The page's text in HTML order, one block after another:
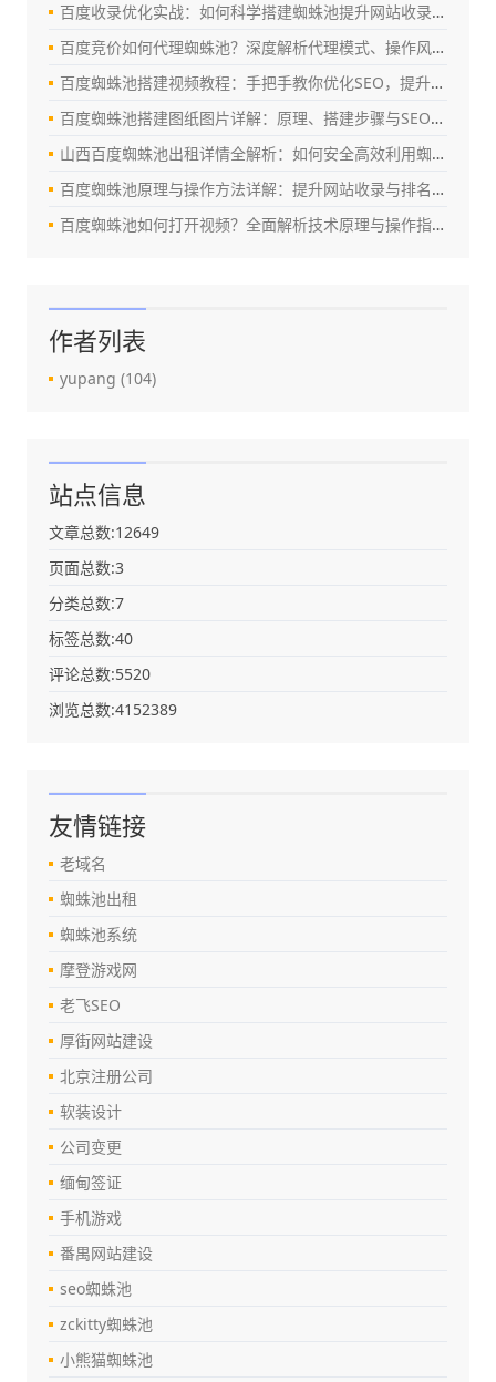
百度收录优化实战：如何科学搭建蜘蛛池提升网站收录效率（SEO深度指南）
百度竞价如何代理蜘蛛池？深度解析代理模式、操作风险与合规优化策略
百度蜘蛛池搭建视频教程：手把手教你优化SEO，提升百度收录与排名
百度蜘蛛池搭建图纸图片详解：原理、搭建步骤与SEO优化实战指南
山西百度蜘蛛池出租详情全解析：如何安全高效利用蜘蛛池提升网站权重？
百度蜘蛛池原理与操作方法详解：提升网站收录与排名的实战指南
百度蜘蛛池如何打开视频？全面解析技术原理与操作指南（2024最新版）
作者列表
yupang (104)
站点信息
文章总数:12649
页面总数:3
分类总数:7
标签总数:40
评论总数:5520
浏览总数:4152389
友情链接
老域名
蜘蛛池出租
蜘蛛池系统
摩登游戏网
老飞SEO
厚街网站建设
北京注册公司
软装设计
公司变更
缅甸签证
手机游戏
番禺网站建设
seo蜘蛛池
zckitty蜘蛛池
小熊猫蜘蛛池